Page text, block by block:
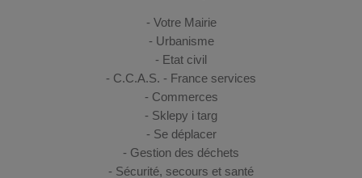
Votre Mairie
Urbanisme
Etat civil
C.C.A.S. - France services
Commerces
Sklepy i targ
Se déplacer
Gestion des déchets
Sécurité, secours et santé